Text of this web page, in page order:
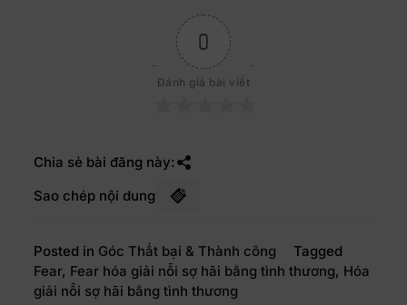
0
Đánh giá bài viết
Chia sẻ bài đăng này:
Sao chép nội dung
Posted in Góc Thất bại & Thành công
Tagged
Fear, Fear hóa giải nỗi sợ hãi bằng tình thương, Hóa
giải nỗi sợ hãi bằng tình thương